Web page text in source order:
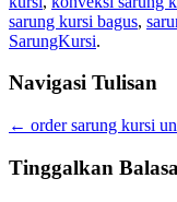
sarung kursi bagus,
SarungKursi.
Navigasi Tulisan
← order sarung kursi
Tinggalkan